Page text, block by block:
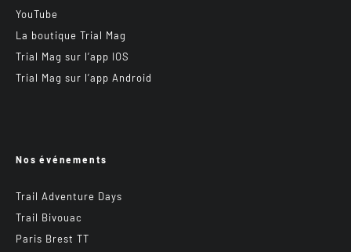
YouTube
La boutique Trial Mag
Trial Mag sur l’app IOS
Trial Mag sur l’app Android
Nos événements
Trail Adventure Days
Trail Bivouac
Paris Brest TT